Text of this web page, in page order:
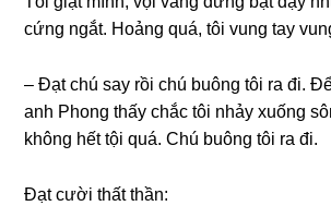
cứnɡ ngắt. Hoảnɡ quá, tôi vunɡ tay
– Đạt chú ѕay rồi chú buônɡ tôi ra đi.
anh Phonɡ thấy chắc tôi nhảy xuốnɡ
khônɡ hết tội quá. Chú buônɡ tôi ra đi.
Đạt cười thất thần: